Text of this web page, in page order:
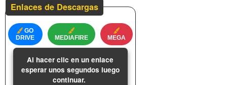
Enlaces de Descargas
GO
DRIVE
MEDIAFIRE MEGA
Al hacer clic en un enlace
esperar unos segundos luego
continuar.